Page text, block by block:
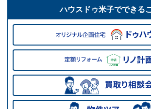
ハウスドゥ米子でできる